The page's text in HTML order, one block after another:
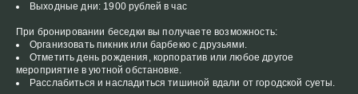
Выходные дни: 1900 рублей в час
При бронировании беседки вы получаете возможность:
Организовать пикник или барбекю с друзьями.
Отметить день рождения, корпоратив или любое другое
мероприятие в уютной обстановке.
Расслабиться и насладиться тишиной вдали от городской суеты.